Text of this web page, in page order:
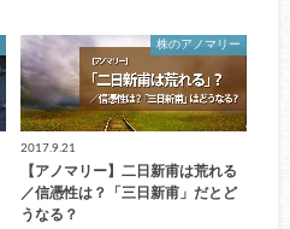
株のアノマリー
2017.9.21
【アノマリー】二日新甫は荒れる
／信憑性は？「三日新甫」だとど
うなる？